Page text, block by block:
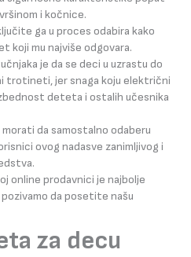
i kočnice.
ga u proces odabira kako
koji mu najviše odgovara.
je da se deci u uzrastu do
trotineti, jer snaga koju električni
deteta i ostalih učesnika
da samostalno odaberu
ovog nadasve zanimljivog i
online prodavnici je najbolje
da posetite našu
za decu